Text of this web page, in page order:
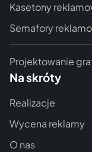
Kasetony
Semafory
Projektowanie
Na skróty
Realizacje
Wycena reklamy
O nas